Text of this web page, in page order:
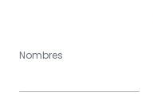
Nombres